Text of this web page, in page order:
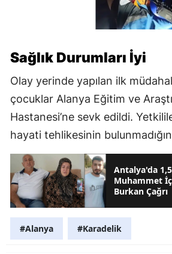
Sağlık Durumları İyi
Olay yerinde yapılan ilk
çocuklar Alanya Eğitim ve
Hastanesi’ne sevk edildi.
hayati tehlikesinin
Antalya'da 1,5
Muhammet
Burkan Çağrı
#Alanya #Karadelik